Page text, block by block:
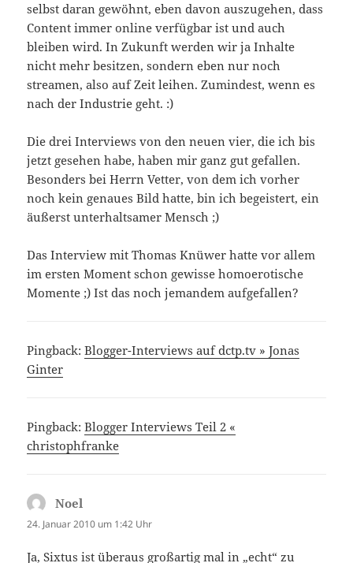
selbst daran gewöhnt, eben davon auszugehen, dass
Content immer online verfügbar ist und auch
bleiben wird. In Zukunft werden wir ja Inhalte
nicht mehr besitzen, sondern eben nur noch
streamen, also auf Zeit leihen. Zumindest, wenn es
nach der Industrie geht. :)
Die drei Interviews von den neuen vier, die ich bis
jetzt gesehen habe, haben mir ganz gut gefallen.
Besonders bei Herrn Vetter, von dem ich vorher
noch kein genaues Bild hatte, bin ich begeistert, ein
äußerst unterhaltsamer Mensch ;)
Das Interview mit Thomas Knüwer hatte vor allem
im ersten Moment schon gewisse homoerotische
Momente ;) Ist das noch jemandem aufgefallen?
Pingback:Blogger-Interviews auf dctp.tv » Jonas
Ginter
Pingback:Blogger Interviews Teil 2 «
christophfranke
Noel
24. Januar 2010 um 1:42 Uhr
Ja, Sixtus ist überaus großartig mal in „echt“ zu